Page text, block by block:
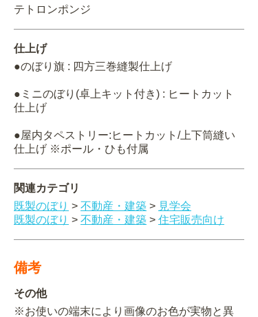
テトロンポンジ
仕上げ
●のぼり旗 : 四方三巻縫製仕上げ
●ミニのぼり(卓上キット付き) : ヒートカット
仕上げ
●屋内タペストリー:ヒートカット/上下筒縫い
仕上げ ※ポール・ひも付属
関連カテゴリ
既製のぼり > 不動産・建築 > 見学会
既製のぼり > 不動産・建築 > 住宅販売向け
備考
その他
※お使いの端末により画像のお色が実物と異